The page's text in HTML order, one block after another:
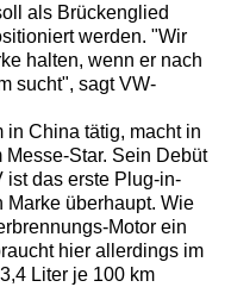
als Brückenglied
werden. "Wir
halten, wenn er nach
sucht", sagt VW-
in China tätig, macht in
Star. Sein Debüt
ist das erste Plug-in-
Marke überhaupt. Wie
Motor ein
hier allerdings im
Liter je 100 km